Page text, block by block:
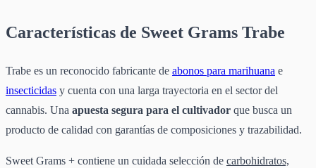
Características de Sweet Grams Trabe
Trabe es un reconocido fabricante de abonos para marihuana e
insecticidas y cuenta con una larga trayectoria en el sector del
cannabis. Una apuesta segura para el cultivador que busca un
producto de calidad con garantías de composiciones y trazabilidad.
Sweet Grams + contiene un cuidada selección de carbohidratos,